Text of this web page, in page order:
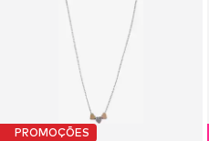
PROMOÇÕES